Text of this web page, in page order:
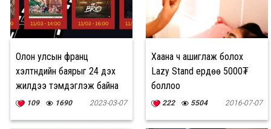
Олон улсын франц
хэлтнүүдийн баярыг 24 дэх
жилдээ тэмдэглэж байна
109 1690 2023-03-07
Хаана ч ашиглаж болох
Lazy Stand ердөө 5000₮
боллоо
222 5504 2016-07-07